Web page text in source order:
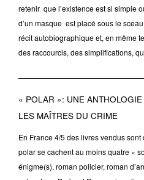
retenir que l’existence est si simple
d’un masque est placé sous le
récit autobiographique et, en même
des raccourcis, des simplifications,
« POLAR »: UNE
LES MAÎTRES DU CRIME
En France 4/5 des livres vendus
polar se cachent au moins quatre «
énigme(s), roman policier, roman